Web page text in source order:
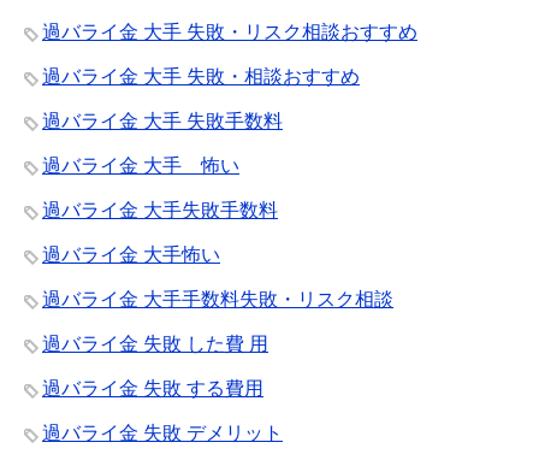
過バライ金 大手 失敗・リスク相談おすすめ
過バライ金 大手 失敗・相談おすすめ
過バライ金 大手 失敗手数料
過バライ金 大手 怖い
過バライ金 大手失敗手数料
過バライ金 大手怖い
過バライ金 大手手数料失敗・リスク相談
過バライ金 失敗 した費 用
過バライ金 失敗 する費用
過バライ金 失敗 デメリット